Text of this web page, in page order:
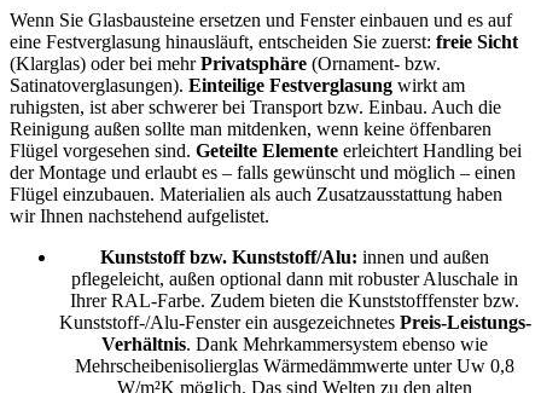
Wenn Sie Glasbausteine ersetzen und Fenster einbauen und es auf
eine Festverglasung hinausläuft, entscheiden Sie zuerst: freie Sicht
(Klarglas) oder bei mehrPrivatsphäre (Ornament- bzw.
Satinatoverglasungen). Einteilige Festverglasung wirkt am
ruhigsten, ist aber schwerer bei Transport bzw. Einbau. Auch die
Reinigung außen sollte man mitdenken, wenn keine öffenbaren
Flügel vorgesehen sind. Geteilte Elemente erleichtert Handling bei
der Montage und erlaubt es – falls gewünscht und möglich – einen
Flügel einzubauen. Materialien als auch Zusatzausstattung haben
wir Ihnen nachstehend aufgelistet.
Kunststoff bzw. Kunststoff/Alu: innen und außen
pflegeleicht, außen optional dann mit robuster Aluschale in
Ihrer RAL-Farbe. Zudem bieten die Kunststofffenster bzw.
Kunststoff-/Alu-Fenster ein ausgezeichnetes Preis-Leistungs-
Verhältnis. Dank Mehrkammersystem ebenso wie
Mehrscheibenisolierglas Wärmedämmwerte unter Uw 0,8
W/m²K möglich. Das sind Welten zu den alten